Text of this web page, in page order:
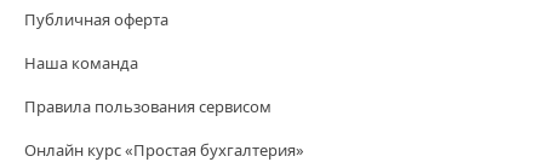
Публичная оферта
Наша команда
Правила пользования сервисом
Онлайн курс «Простая бухгалтерия»